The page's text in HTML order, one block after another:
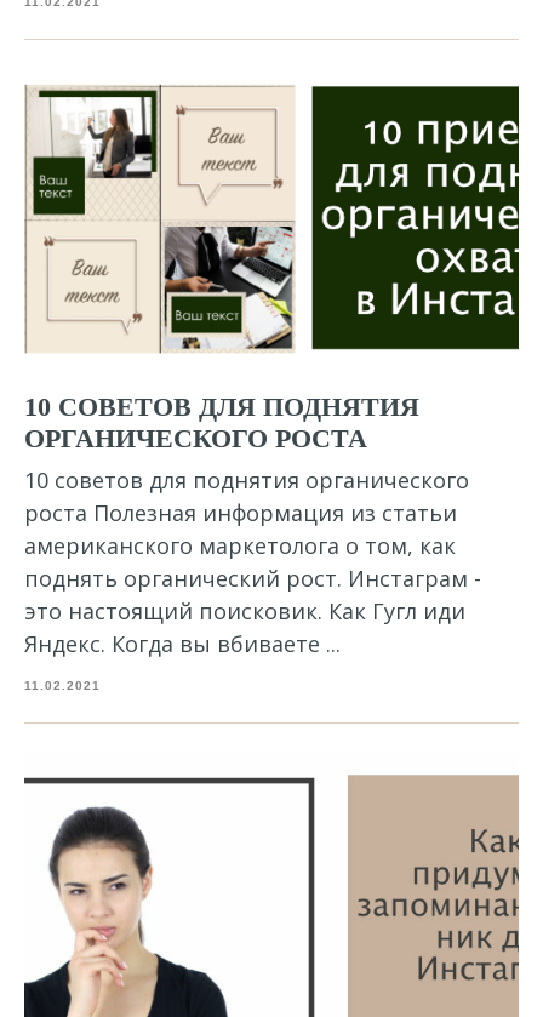
10 СОВЕТОВ ДЛЯ ПОДНЯТИЯ
ОРГАНИЧЕСКОГО РОСТА
10 советов для поднятия органического
роста Полезная информация из статьи
американского маркетолога о том, как
поднять органический рост. Инстаграм -
это настоящий поисковик. Как Гугл иди
Яндекс. Когда вы вбиваете ...
11.02.2021